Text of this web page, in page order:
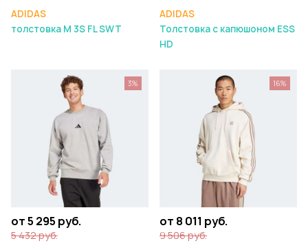
ADIDAS
толстовка M 3S FL SWT
ADIDAS
Толстовка с капюшоном ESS
HD
от 5 295 руб.
5 432 руб.
3%
от 8 011 руб.
9 506 руб.
16%